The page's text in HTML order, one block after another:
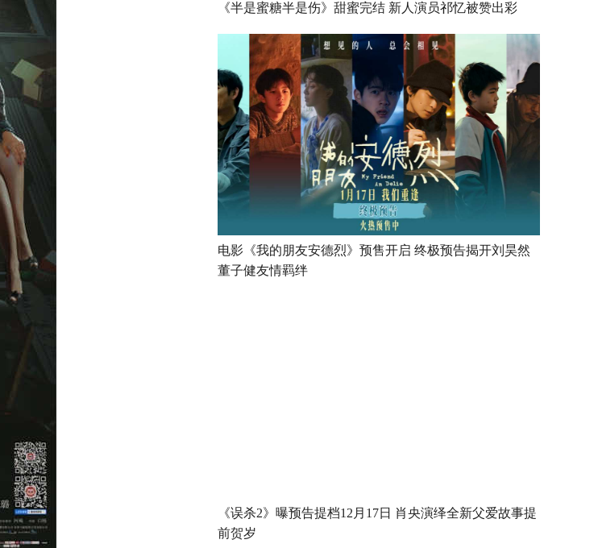
《半是蜜糖半是伤》甜蜜完结 新人演员祁忆被赞出彩
电影《我的朋友安德烈》预售开启 终极预告揭开刘昊然
董子健友情羁绊
《误杀2》曝预告提档12月17日 肖央演绎全新父爱故事提
前贺岁